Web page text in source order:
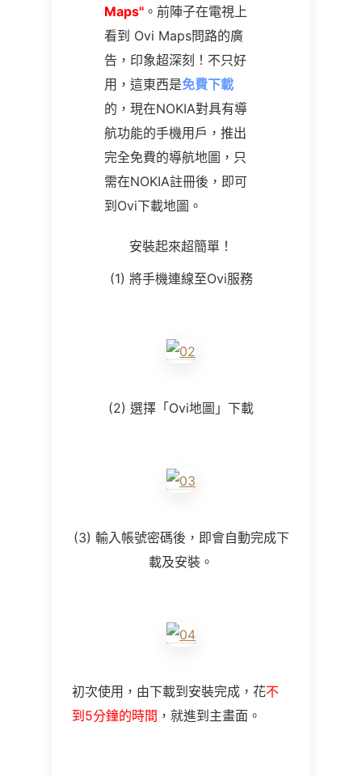
Maps" 。前陣子在電視上
看到 Ovi Maps問路的廣
告，印象超深刻！不只好
用，這東西是免費下載
的，現在NOKIA對具有導
航功能的手機用戶，推出
完全免費的導航地圖，只
需在NOKIA註冊後，即可
到Ovi下載地圖。
安裝起來超簡單！
(1) 將手機連線至Ovi服務
(2) 選擇「Ovi地圖」下載
(3) 輸入帳號密碼後，即會自動完成下
載及安裝。
初次使用，由下載到安裝完成，花不
到5分鐘的時間 ，就進到主畫面。